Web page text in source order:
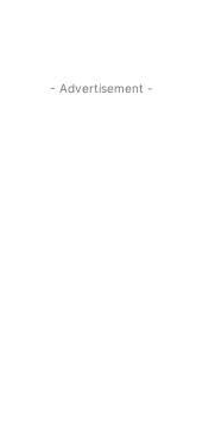
- Advertisement -